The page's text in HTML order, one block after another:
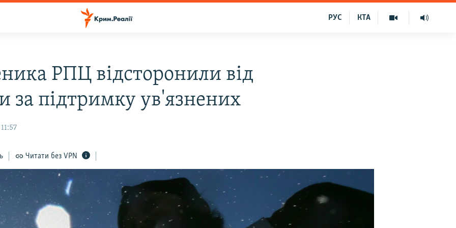
КТА
РУС
РПЦ відсторонили від
за підтримку ув'язнених
Читати без VPN